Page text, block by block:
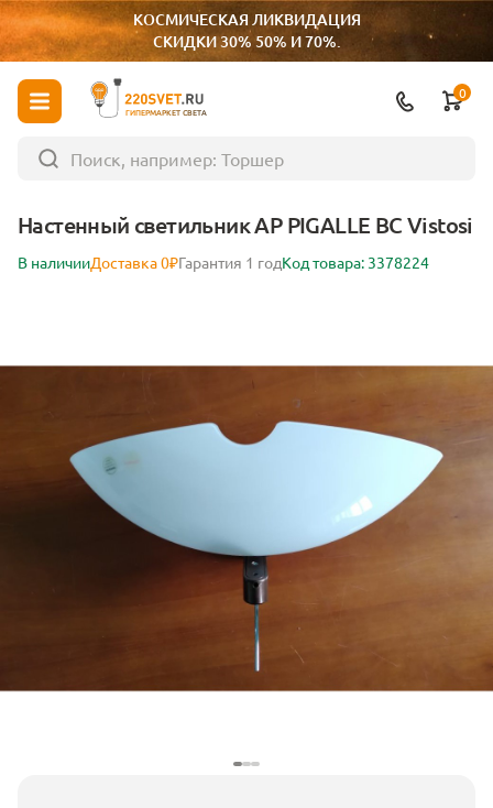
КОСМИЧЕСКАЯ ЛИКВИДАЦИЯ
СКИДКИ 30% 50% И 70%.
ГИПЕРМАРКЕТ СВЕТА
0
Настенный светильник AP PIGALLE BC Vistosi
В наличииДоставка 0₽Гарантия 1 годКод товара: 3378224